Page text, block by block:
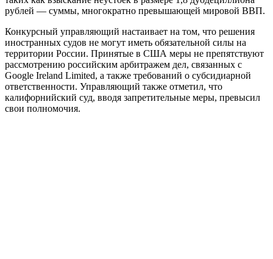
рублей — суммы, многократно превышающей мировой ВВП.
Конкурсный управляющий настаивает на том, что решения
иностранных судов не могут иметь обязательной силы на
территории России. Принятые в США меры не препятствуют
рассмотрению российским арбитражем дел, связанных с
Google Ireland Limited, а также требований о субсидиарной
ответственности. Управляющий также отметил, что
калифорнийский суд, вводя запретительные меры, превысил
свои полномочия.